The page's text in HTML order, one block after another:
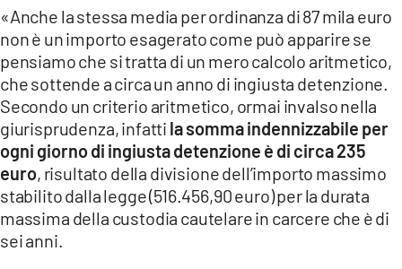
«Anche la stessa media per ordinanza di 87 mila euro
non è un importo esagerato come può apparire se
pensiamo che si tratta di un mero calcolo aritmetico,
che sottende a circa un anno di ingiusta detenzione.
Secondo un criterio aritmetico, ormai invalso nella
giurisprudenza, infatti la somma indennizzabile per
ogni giorno di ingiusta detenzione è di circa 235
euro, risultato della divisione dell’importo massimo
stabilito dalla legge (516.456,90 euro) per la durata
massima della custodia cautelare in carcere che è di
sei anni.